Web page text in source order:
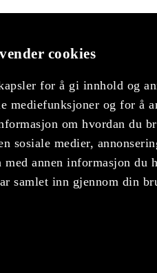
cookies
for å gi innhold og
mediefunksjoner og for å
om hvordan du
sosiale medier,
med annen informasjon
samlet inn gjennom din